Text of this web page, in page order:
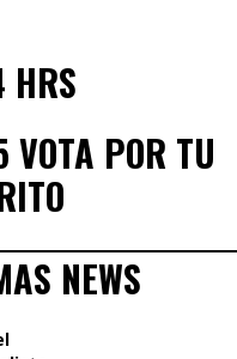
HRS
VOTA POR TU
NEWS